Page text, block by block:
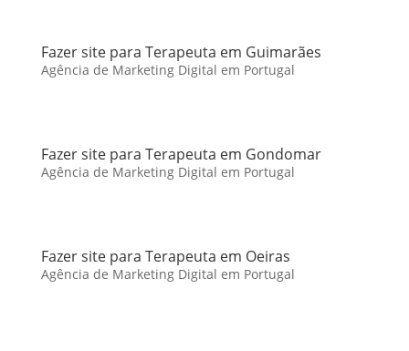
Fazer site para Terapeuta em Guimarães
Agência de Marketing Digital em Portugal
Fazer site para Terapeuta em Gondomar
Agência de Marketing Digital em Portugal
Fazer site para Terapeuta em Oeiras
Agência de Marketing Digital em Portugal